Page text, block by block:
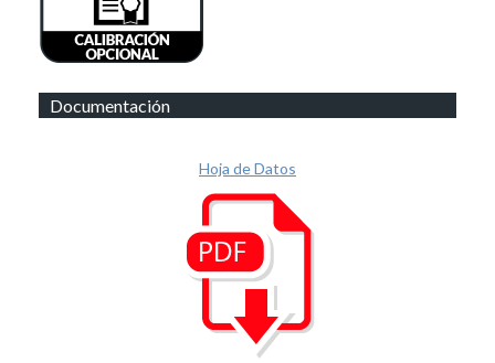
Documentación
Hoja de Datos